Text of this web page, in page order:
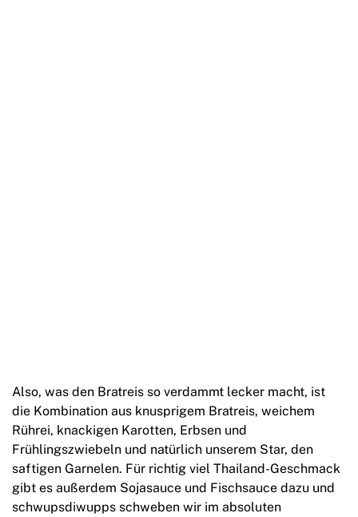
Also, was den Bratreis so verdammt lecker macht, ist
die Kombination aus knusprigem Bratreis, weichem
Rührei, knackigen Karotten, Erbsen und
Frühlingszwiebeln und natürlich unserem Star, den
saftigen Garnelen. Für richtig viel Thailand-Geschmack
gibt es außerdem Sojasauce und Fischsauce dazu und
schwupsdiwupps schweben wir im absoluten